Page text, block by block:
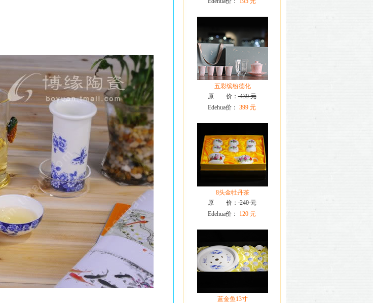
五彩缤纷德化
原 价：439 元
Edehua价： 399 元
8头金牡丹茶
原 价：240 元
Edehua价：
120 元
蓝金鱼13寸